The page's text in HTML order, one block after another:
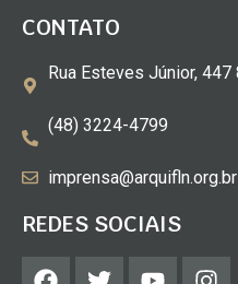
CONTATO
Rua Esteves Júnior,
(48) 3224-4799
imprensa@arquifln.org.br
REDES SOCIAIS